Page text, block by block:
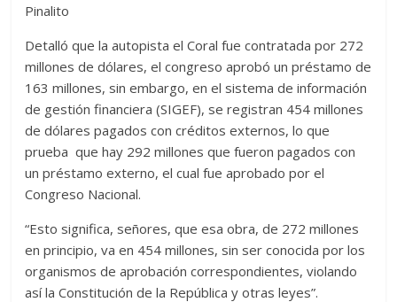
Pinalito
Detalló que la autopista el Coral fue contratada por 272
millones de dólares, el congreso aprobó un préstamo de
163 millones, sin embargo, en el sistema de información
de gestión financiera (SIGEF), se registran 454 millones
de dólares pagados con créditos externos, lo que
prueba que hay 292 millones que fueron pagados con
un préstamo externo, el cual fue aprobado por el
Congreso Nacional.
“Esto significa, señores, que esa obra, de 272 millones
en principio, va en 454 millones, sin ser conocida por los
organismos de aprobación correspondientes, violando
así la Constitución de la República y otras leyes”.